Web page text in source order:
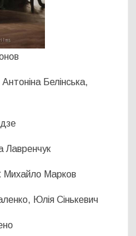
Антоніна Белінська,
Лавренчук
Михайло Марков
Юлія Сінькевич